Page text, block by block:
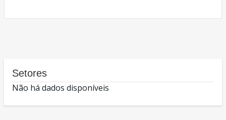
Setores
Não há dados disponíveis